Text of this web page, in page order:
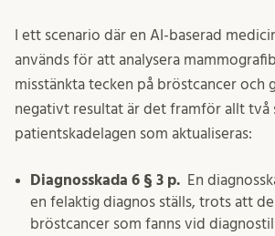
I ett scenario där en AI-baserad
används för att analysera
misstänkta tecken på bröstcancer och
negativt resultat är det framför allt två
patientskadelagen som aktualiseras:
Diagnosskada 6 § 3 p. En
en felaktig diagnos ställs, trots att
bröstcancer som fanns vid